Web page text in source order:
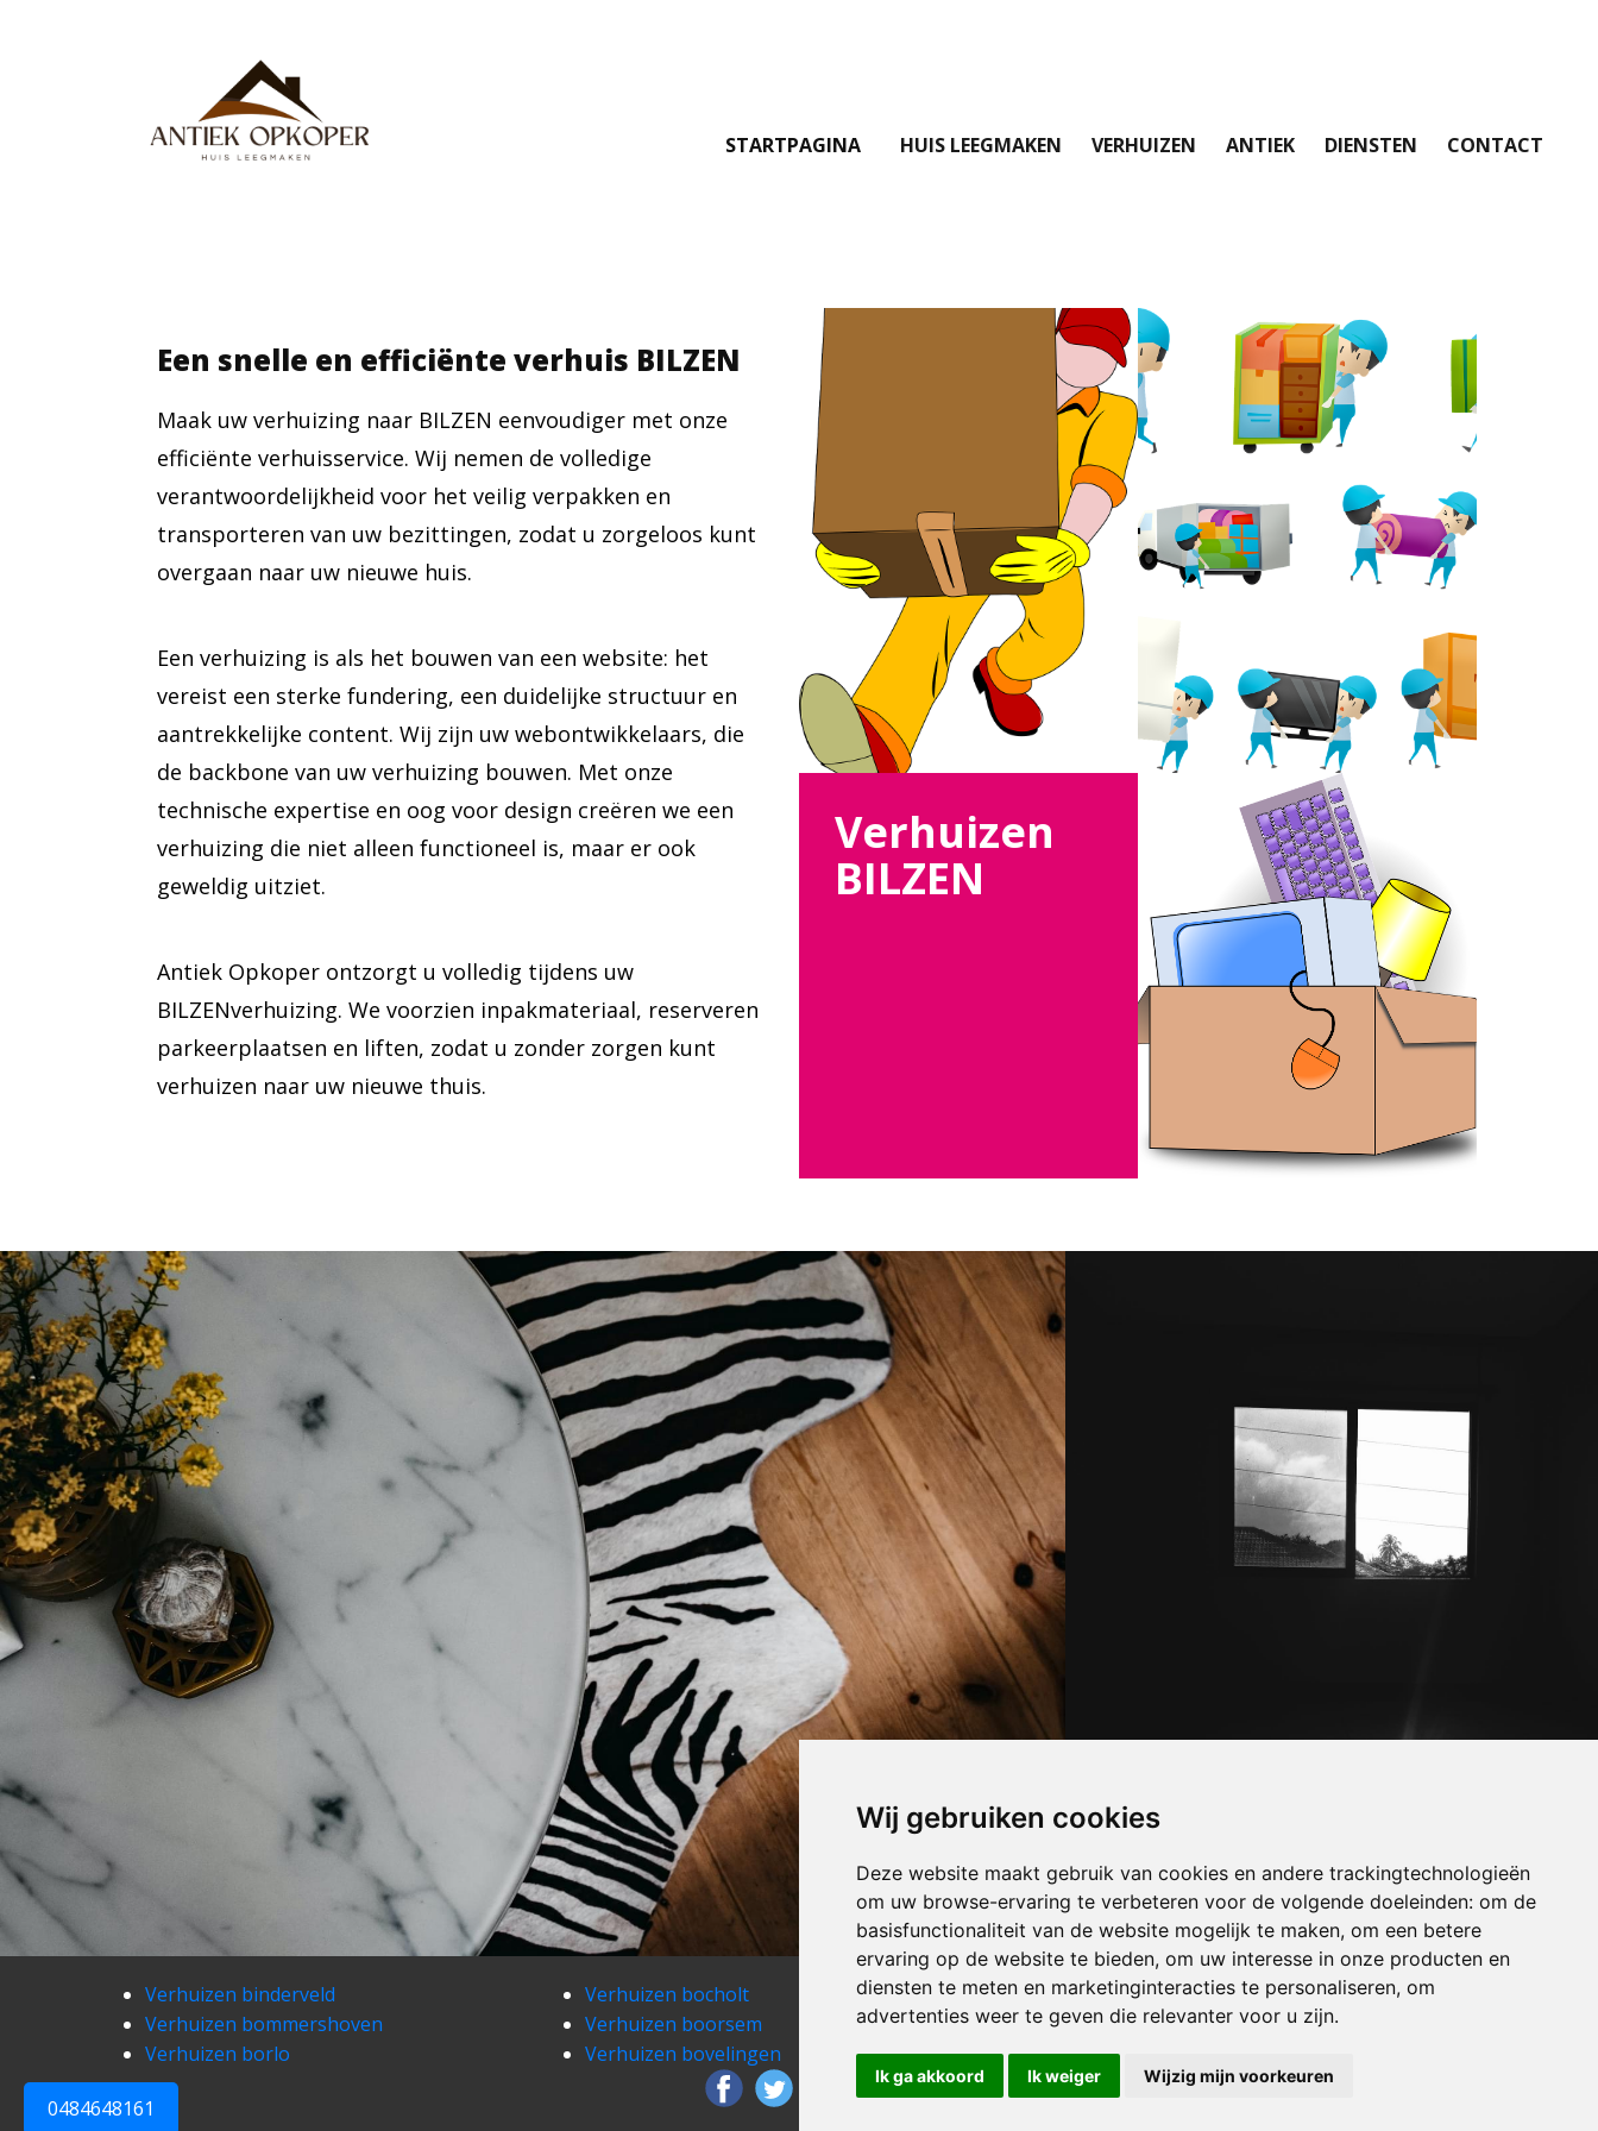
Wij gebruiken cookies
Deze website maakt gebruik van cookies en andere trackingtechnologieën
om uw browse-ervaring te verbeteren voor de volgende doeleinden: om de
basisfunctionaliteit van de website mogelijk te maken, om een betere
ervaring op de website te bieden, om uw interesse in onze producten en
diensten te meten en marketinginteracties te personaliseren, om
advertenties weer te geven die relevanter voor u zijn.
Ik ga akkoord Ik weiger Wijzig mijn voorkeuren
STARTPAGINA HUIS LEEGMAKEN VERHUIZEN ANTIEK DIENSTEN CONTACT
0484648161
Een snelle en efficiënte verhuis BILZEN
Maak uw verhuizing naar BILZEN eenvoudiger met onze
efficiënte verhuisservice. Wij nemen de volledige
verantwoordelijkheid voor het veilig verpakken en
transporteren van uw bezittingen, zodat u zorgeloos kunt
overgaan naar uw nieuwe huis.
Een verhuizing is als het bouwen van een website: het
vereist een sterke fundering, een duidelijke structuur en
aantrekkelijke content. Wij zijn uw webontwikkelaars, die
de backbone van uw verhuizing bouwen. Met onze
technische expertise en oog voor design creëren we een
verhuizing die niet alleen functioneel is, maar er ook
geweldig uitziet.
Antiek Opkoper ontzorgt u volledig tijdens uw
BILZENverhuizing. We voorzien inpakmateriaal, reserveren
parkeerplaatsen en liften, zodat u zonder zorgen kunt
verhuizen naar uw nieuwe thuis.
Verhuizen
BILZEN
Verhuizen binderveld Verhuizen bocholt
Verhuizen boekhout
Verhuizen bommershoven
Verhuizen boorsem
Verhuizen borgloon
Verhuizen borlo
Verhuizen bovelingen Verhuizen bree